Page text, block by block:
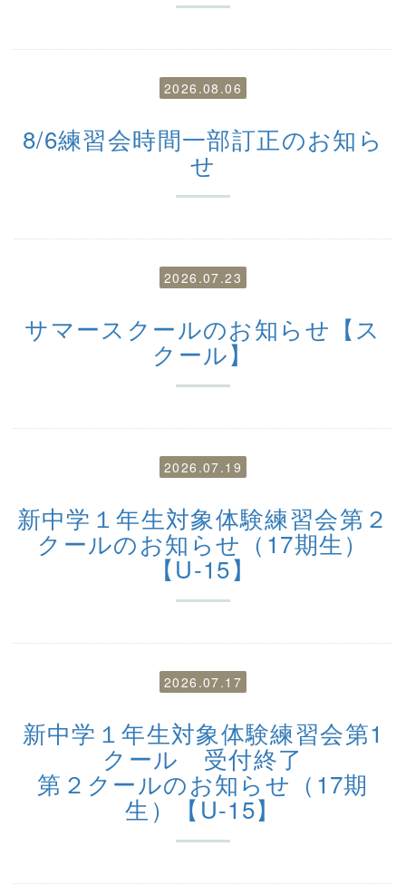
2026.08.06
8/6練習会時間一部訂正のお知ら
せ
2026.07.23
サマースクールのお知らせ【ス
クール】
2026.07.19
新中学１年生対象体験練習会第２
クールのお知らせ（17期生）
【U-15】
2026.07.17
新中学１年生対象体験練習会第1
クール 受付終了
第２クールのお知らせ（17期
生）【U-15】